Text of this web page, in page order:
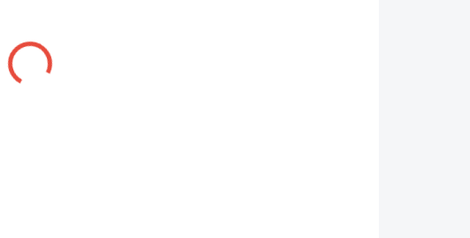
MÔŽEME DORUČIŤ DO: